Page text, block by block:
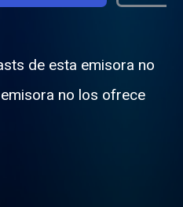
de esta emisora no
no los ofrece